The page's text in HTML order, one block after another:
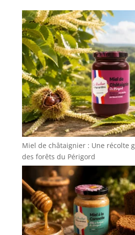
Miel de châtaignier : Une récolte
des forêts du Périgord